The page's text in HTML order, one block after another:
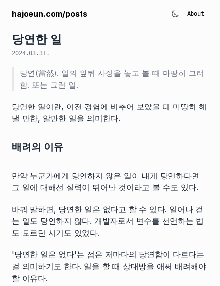
hajoeun.com/posts About
당연한 일
2024.03.31.
당연(當然): 일의 앞뒤 사정을 놓고 볼 때 마땅히 그러
함. 또는 그런 일.
당연한 일이란, 이전 경험에 비추어 보았을 때 마땅히 해
낼 만한, 알만한 일을 의미한다.
배려의 이유
만약 누군가에게 당연하지 않은 일이 내게 당연하다면
그 일에 대해선 실력이 뛰어난 것이라고 볼 수도 있다.
바꿔 말하면, 당연한 일은 없다고 할 수 있다. 일어나 걷
는 일도 당연하지 않다. 개발자로서 변수를 선언하는 법
도 모르던 시기도 있었다.
'당연한 일은 없다'는 점은 저마다의 당연함이 다르다는
걸 의미하기도 한다. 일을 할 때 상대방을 애써 배려해야
할 이유다.